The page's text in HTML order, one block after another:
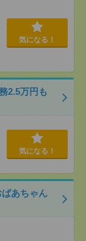
気になる！
2.5万円も
気になる！
ばあちゃん